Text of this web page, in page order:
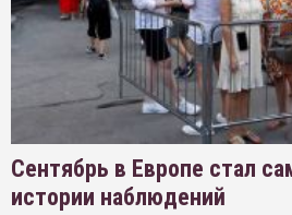
Сентябрь в Европе стал
истории наблюдений